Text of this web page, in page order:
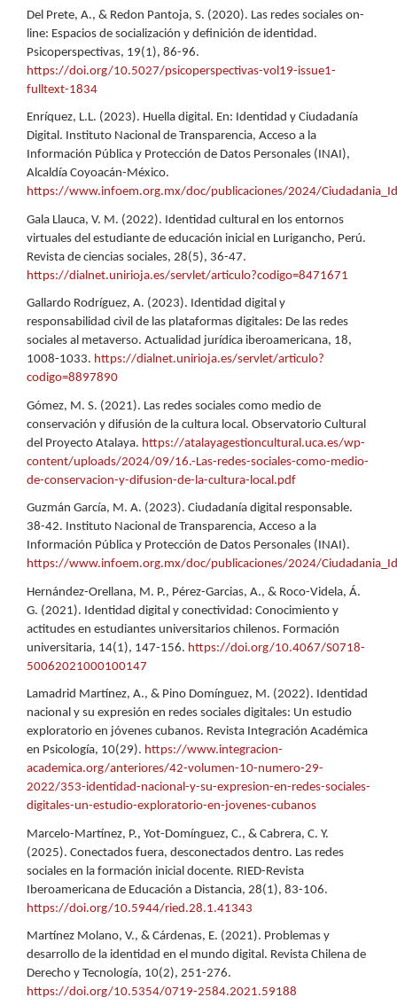
Del Prete, A., & Redon Pantoja, S. (2020). Las redes sociales on-
line: Espacios de socialización y definición de identidad.
Psicoperspectivas, 19(1), 86-96.
https://doi.org/10.5027/psicoperspectivas-vol19-issue1-
fulltext-1834
Enríquez, L.L. (2023). Huella digital. En: Identidad y Ciudadanía
Digital. Instituto Nacional de Transparencia, Acceso a la
Información Pública y Protección de Datos Personales (INAI),
Alcaldía Coyoacán-México.
https://www.infoem.org.mx/doc/publicaciones/2024/
Gala Llauca, V. M. (2022). Identidad cultural en los entornos
virtuales del estudiante de educación inicial en Lurigancho, Perú.
Revista de ciencias sociales, 28(5), 36-47.
https://dialnet.unirioja.es/servlet/articulo?codigo=8471671
Gallardo Rodríguez, A. (2023). Identidad digital y
responsabilidad civil de las plataformas digitales: De las redes
sociales al metaverso. Actualidad jurídica iberoamericana, 18,
1008-1033. https://dialnet.unirioja.es/servlet/articulo?
codigo=8897890
Gómez, M. S. (2021). Las redes sociales como medio de
conservación y difusión de la cultura local. Observatorio Cultural
del Proyecto Atalaya. https://atalayagestioncultural.uca.es/wp-
content/uploads/2024/09/16.-Las-redes-sociales-como-medio-
de-conservacion-y-difusion-de-la-cultura-local.pdf
Guzmán García, M. A. (2023). Ciudadanía digital responsable.
38-42. Instituto Nacional de Transparencia, Acceso a la
Información Pública y Protección de Datos Personales (INAI).
https://www.infoem.org.mx/doc/publicaciones/2024/
Hernández-Orellana, M. P., Pérez-Garcias, A., & Roco-Videla, Á.
G. (2021). Identidad digital y conectividad: Conocimiento y
actitudes en estudiantes universitarios chilenos. Formación
universitaria, 14(1), 147-156. https://doi.org/10.4067/S0718-
50062021000100147
Lamadrid Martínez, A., & Pino Domínguez, M. (2022). Identidad
nacional y su expresión en redes sociales digitales: Un estudio
exploratorio en jóvenes cubanos. Revista Integración Académica
en Psicología, 10(29). https://www.integracion-
academica.org/anteriores/42-volumen-10-numero-29-
2022/353-identidad-nacional-y-su-expresion-en-redes-sociales-
digitales-un-estudio-exploratorio-en-jovenes-cubanos
Marcelo-Martínez, P., Yot-Domínguez, C., & Cabrera, C. Y.
(2025). Conectados fuera, desconectados dentro. Las redes
sociales en la formación inicial docente. RIED-Revista
Iberoamericana de Educación a Distancia, 28(1), 83-106.
https://doi.org/10.5944/ried.28.1.41343
Martínez Molano, V., & Cárdenas, E. (2021). Problemas y
desarrollo de la identidad en el mundo digital. Revista Chilena de
Derecho y Tecnología, 10(2), 251-276.
https://doi.org/10.5354/0719-2584.2021.59188